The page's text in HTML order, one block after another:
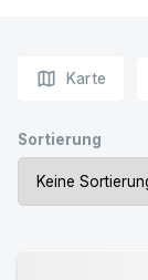
map Karte
Sortierung